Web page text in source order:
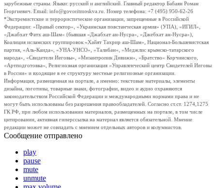
зарубежные страны. Языки: русский и английский. Главный редактор Бабаян Роман
Георгиевич. Email: info@govoritmoskva.ru. Номер телефона: +7 (495) 950-62-26
*Экстремистские и террористические организации, запрещенные в Российской
Федерации: «Правый сектор», «Украинская повстанческая армия» (УПА), «ИГИЛ»,
«Джабхат Фатх аш-Шам» (бывшая «Джабхат ан-Нусра», «Джебхат ан-Нусра»),
Коалиция исламских группировок «Хайят Тахрир аш-Шам», Национал-Большевистская
партия, «Аль-Каида», «УНА-УНСО», «Талибан», «Меджлис крымско-татарского
народа», «Свидетели Иеговы», «Мизантропик Дивижн», «Братство» Корчинского,
«Артподготовка», Религиозная организация «Управленческий центр Свидетелей Иеговы
в России» и входящие в ее структуру местные религиозные организации.
Информация, размещенная на портале, а именно: текстовые материалы, элементы
дизайна, логотипы, товарные знаки, фотографии, видео и аудио охраняются
законодательством Российской Федерации и международными нормами права и не
могут быть использованы без разрешения правообладателей. Согласно ст.ст. 1274,1275
ГК РФ, при любом использовании материалов, размещенных на портале, в том числе
цитировании, активная гиперссылка на материал является обязательной. Мнение
редакции может не совпадать с мнением отдельных авторов и колумнистов.
Сообщение отправлено
play
pause
mute
unmute